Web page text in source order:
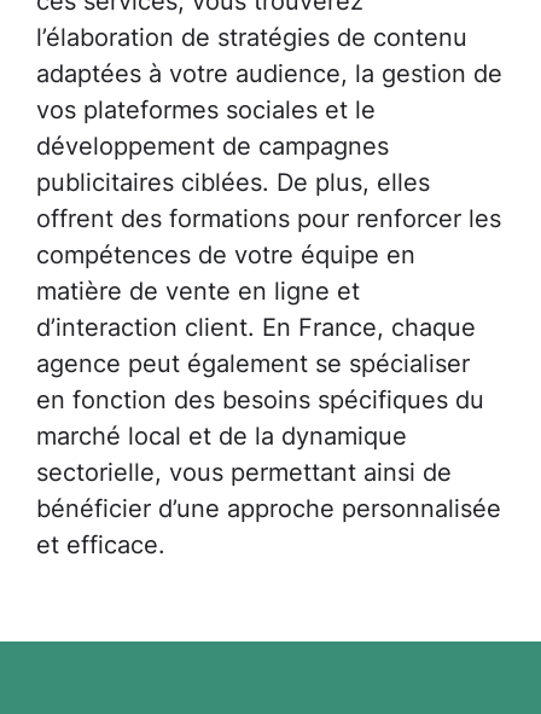
l’élaboration de stratégies de contenu
adaptées à votre audience, la gestion de
vos plateformes sociales et le
développement de campagnes
publicitaires ciblées. De plus, elles
offrent des formations pour renforcer les
compétences de votre équipe en
matière de vente en ligne et
d’interaction client. En France, chaque
agence peut également se spécialiser
en fonction des besoins spécifiques du
marché local et de la dynamique
sectorielle, vous permettant ainsi de
bénéficier d’une approche personnalisée
et efficace.